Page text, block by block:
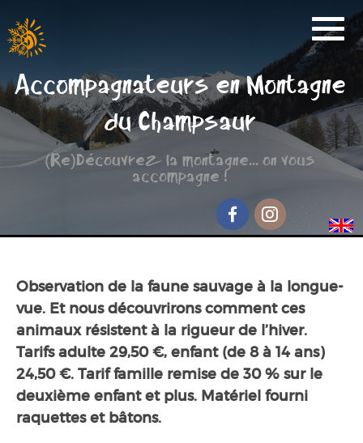
Accompagnateurs en Montagne
du Champsaur
(Re)Découvrez la montagne... on vous
accompagne !
FacebookInstagram
Activités
Réservation
Nos Partenaires
Scolaire
Groupe de randonnée
Séjour jeunesse
Contact et accès
Observation de la faune sauvage à la longue-
vue. Et nous découvrirons comment ces
animaux résistent à la rigueur de l’hiver.
Tarifs adulte 29,50 €, enfant (de 8 à 14 ans)
24,50 €. Tarif famille remise de 30 % sur le
deuxième enfant et plus. Matériel fourni
raquettes et bâtons.